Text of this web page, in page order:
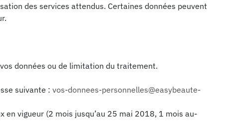
des services attendus. Certaines données peuvent
données ou de limitation du traitement.
suivante : vos-donnees-personnelles@easybeaute-
en vigueur (2 mois jusqu’au 25 mai 2018, 1 mois au-